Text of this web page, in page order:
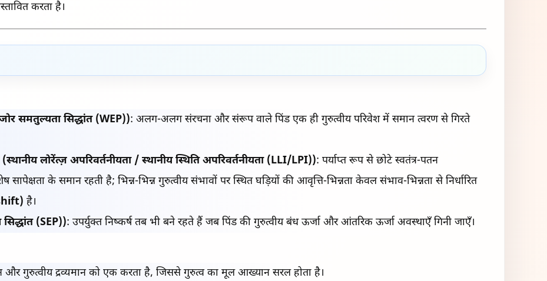
करता है।
समतुल्यता सिद्धांत (WEP)): अलग-अलग संरचना और संरूप वाले पिंड एक ही गुरुत्वीय परिवेश में समान त्वरण से गिरते
लोरेंत्ज़ अपरिवर्तनीयता / स्थानीय स्थिति अपरिवर्तनीयता (LLI/LPI)): पर्याप्त रूप से छोटे स्वतंत्र-पतन
सापेक्षता के समान रहती है; भिन्न-भिन्न गुरुत्वीय संभावों पर स्थित घड़ियों की आवृत्ति-भिन्नता केवल संभाव-भिन्नता से निर्धारित
है।
(SEP)): उपर्युक्त निष्कर्ष तब भी बने रहते हैं जब पिंड की गुरुत्वीय बंध ऊर्जा और आंतरिक ऊर्जा अवस्थाएँ गिनी जाएँ।
और गुरुत्वीय द्रव्यमान को एक करता है, जिससे गुरुत्व का मूल आख्यान सरल होता है।